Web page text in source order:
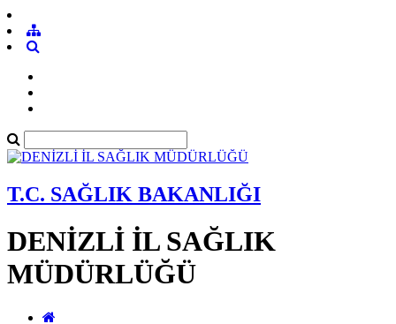
T.C. SAĞLIK BAKANLIĞI
DENİZLİ İL SAĞLIK
MÜDÜRLÜĞÜ